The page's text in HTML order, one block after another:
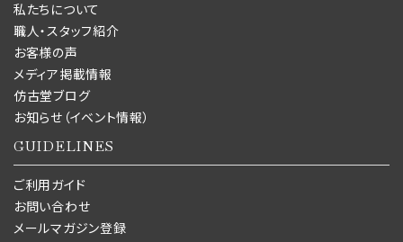
私たちについて
職人・スタッフ紹介
お客様の声
メディア掲載情報
仿古堂ブログ
お知らせ（イベント情報）
GUIDELINES
ご利用ガイド
お問い合わせ
メールマガジン登録